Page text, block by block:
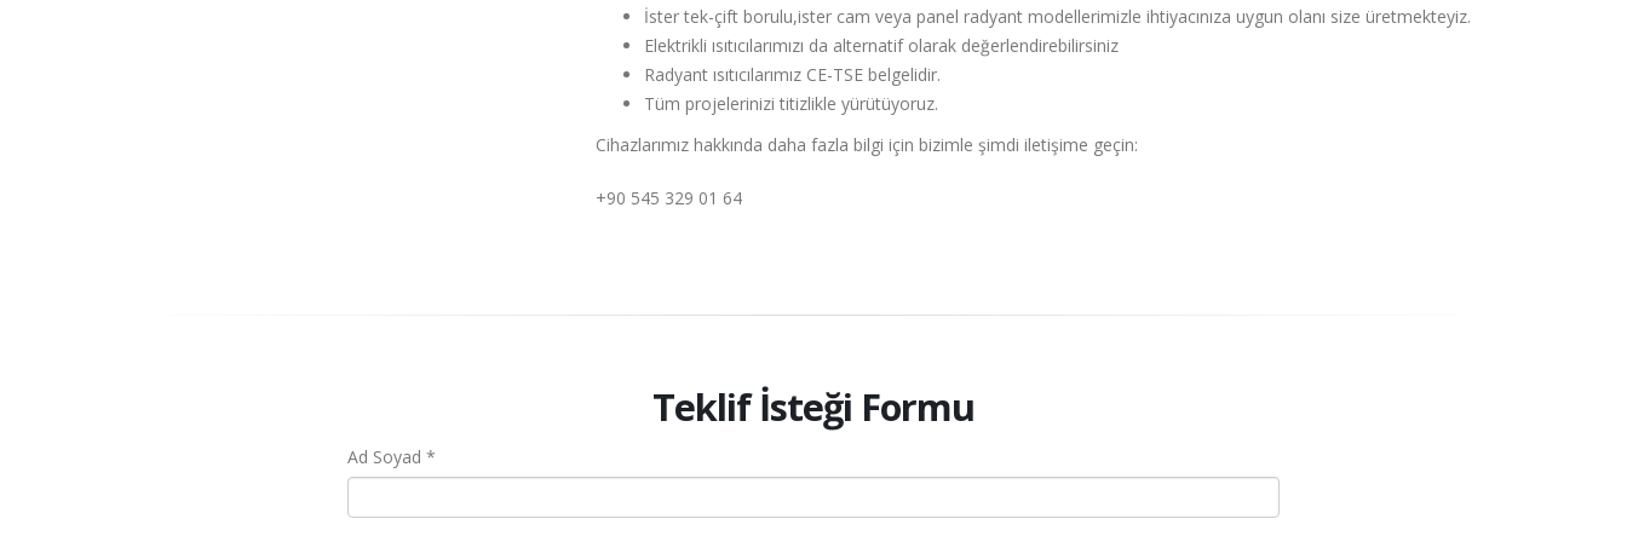
İster tek-çift borulu,ister cam veya panel radyant modellerimizle ihtiyacınıza uygun olanı size üretmekteyiz.
Elektrikli ısıtıcılarımızı da alternatif olarak değerlendirebilirsiniz
Radyant ısıtıcılarımız CE-TSE belgelidir.
Tüm projelerinizi titizlikle yürütüyoruz.
Cihazlarımız hakkında daha fazla bilgi için bizimle şimdi iletişime geçin:
+90 545 329 01 64
Teklif İsteği Formu
Ad Soyad *